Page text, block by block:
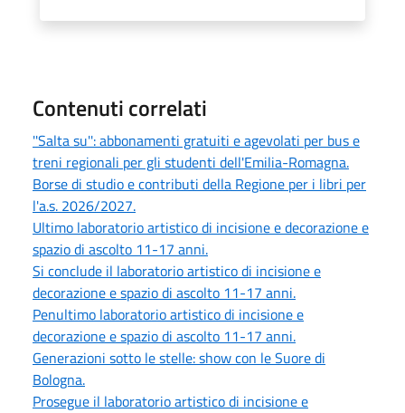
Contenuti correlati
''Salta su'': abbonamenti gratuiti e agevolati per bus e
treni regionali per gli studenti dell'Emilia-Romagna.
Borse di studio e contributi della Regione per i libri per
l'a.s. 2026/2027.
Ultimo laboratorio artistico di incisione e decorazione e
spazio di ascolto 11-17 anni.
Si conclude il laboratorio artistico di incisione e
decorazione e spazio di ascolto 11-17 anni.
Penultimo laboratorio artistico di incisione e
decorazione e spazio di ascolto 11-17 anni.
Generazioni sotto le stelle: show con le Suore di
Bologna.
Prosegue il laboratorio artistico di incisione e